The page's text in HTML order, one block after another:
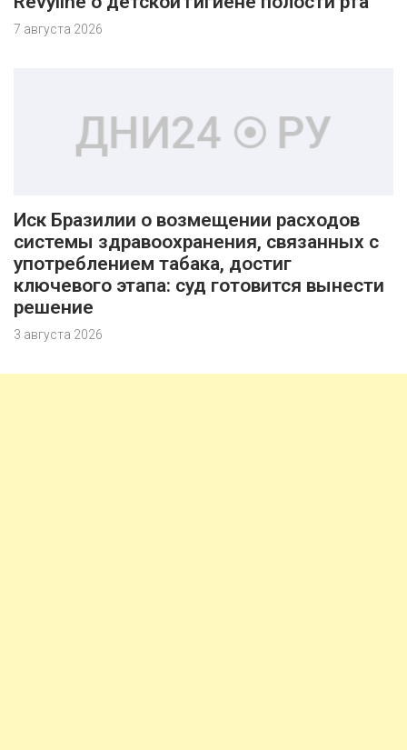
7 августа 2026
Иск Бразилии о возмещении расходов
системы здравоохранения, связанных с
употреблением табака, достиг
ключевого этапа: суд готовится вынести
решение
3 августа 2026